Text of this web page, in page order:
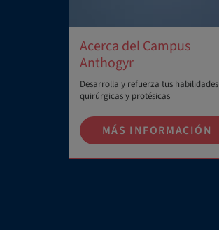
Acerca del Campus
Anthogyr
Desarrolla y refuerza tus habilidades
quirúrgicas y protésicas
MÁS INFORMACIÓN